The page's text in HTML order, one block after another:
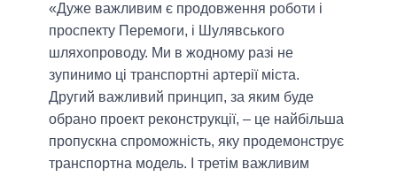
«Дуже важливим є продовження роботи і
проспекту Перемоги, і Шулявського
шляхопроводу. Ми в жодному разі не
зупинимо ці транспортні артерії міста.
Другий важливий принцип, за яким буде
обрано проект реконструкції, – це найбільша
пропускна спроможність, яку продемонструє
транспортна модель. І третім важливим